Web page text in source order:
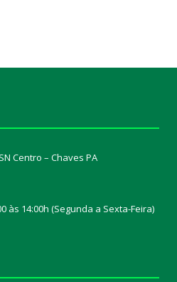
Centro – Chaves PA
às 14:00h (Segunda a Sexta-Feira)